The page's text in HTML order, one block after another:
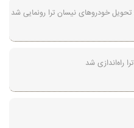
تحویل خودرو‌های نیسان ترا رونمایی شد
راه‌اندازی شد